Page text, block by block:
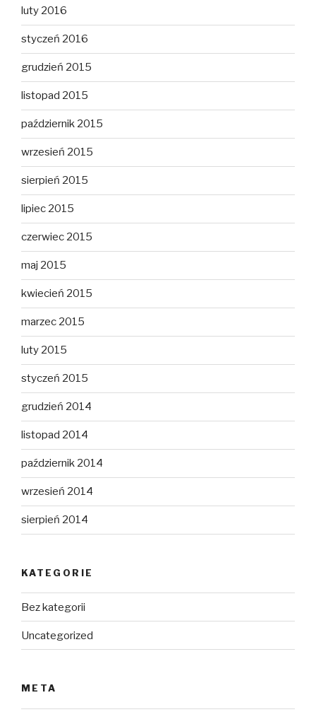
luty 2016
styczeń 2016
grudzień 2015
listopad 2015
październik 2015
wrzesień 2015
sierpień 2015
lipiec 2015
czerwiec 2015
maj 2015
kwiecień 2015
marzec 2015
luty 2015
styczeń 2015
grudzień 2014
listopad 2014
październik 2014
wrzesień 2014
sierpień 2014
KATEGORIE
Bez kategorii
Uncategorized
META